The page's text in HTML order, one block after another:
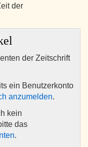
der
der Zeitschrift
ein Benutzerkonto
anzumelden.
kein
das
.